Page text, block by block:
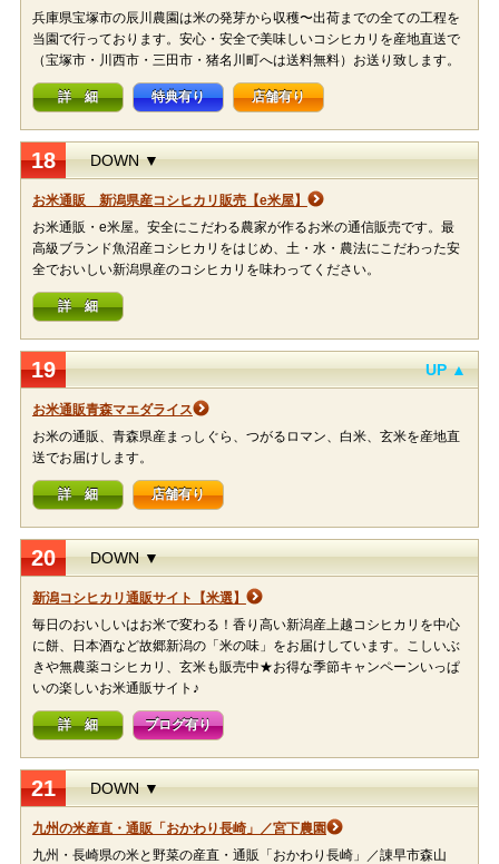
兵庫県宝塚市の辰川農園は米の発芽から収穫〜出荷までの全ての工程を
当園で行っております。安心・安全で美味しいコシヒカリを産地直送で
（宝塚市・川西市・三田市・猪名川町へは送料無料）お送り致します。
詳 細 特典有り 店舗有り
18 DOWN ▼
お米通販 新潟県産コシヒカリ販売【e米屋】
お米通販・e米屋。安全にこだわる農家が作るお米の通信販売です。最
高級ブランド魚沼産コシヒカリをはじめ、土・水・農法にこだわった安
全でおいしい新潟県産のコシヒカリを味わってください。
詳 細
19 UP ▲
お米通販青森マエダライス
お米の通販、青森県産まっしぐら、つがるロマン、白米、玄米を産地直
送でお届けします。
詳 細 店舗有り
20 DOWN ▼
新潟コシヒカリ通販サイト【米選】
毎日のおいしいはお米で変わる！香り高い新潟産上越コシヒカリを中心
に餅、日本酒など故郷新潟の「米の味」をお届けしています。こしいぶ
きや無農薬コシヒカリ、玄米も販売中★お得な季節キャンペーンいっぱ
いの楽しいお米通販サイト♪
詳 細 ブログ有り
21 DOWN ▼
九州の米産直・通販「おかわり長崎」／宮下農園
九州・長崎県の米と野菜の産直・通販「おかわり長崎」／諌早市森山